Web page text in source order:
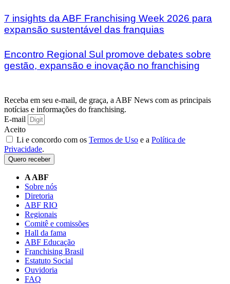
7 insights da ABF Franchising Week 2026 para
expansão sustentável das franquias
Encontro Regional Sul promove debates sobre
gestão, expansão e inovação no franchising
Receba em seu e-mail, de graça, a ABF News com as principais
notícias e informações do franchising.
E-mail
Aceito
Li e concordo com os Termos de Uso e a Política de
Privacidade.
Quero receber
A ABF
Sobre nós
Diretoria
ABF RIO
Regionais
Comitê e comissões
Hall da fama
ABF Educação
Franchising Brasil
Estatuto Social
Ouvidoria
FAQ